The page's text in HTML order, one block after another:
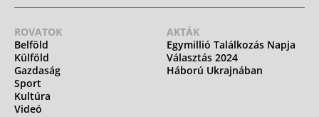
ROVATOK
Belföld
Külföld
Gazdaság
Sport
Kultúra
Videó
AKTÁK
Egymillió Találkozás Napja
Választás 2024
Háború Ukrajnában